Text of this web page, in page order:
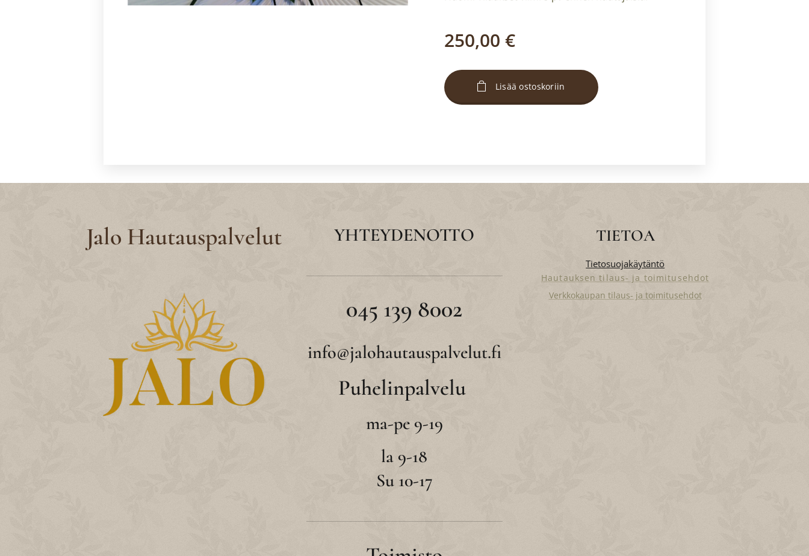
250,00 €
Lisää ostoskoriin
Jalo Hautauspalvelut YHTEYDENOTTO
045 139 8002
info@jalohautauspalvelut.fi
Puhelinpalvelu
ma-pe 9-19
la 9-18
Su 10-17
TIETOA
Tietosuojakäytäntö
Hautauksen tilaus- ja toimitusehdot
Verkkokaupan tilaus- ja toimitusehdot